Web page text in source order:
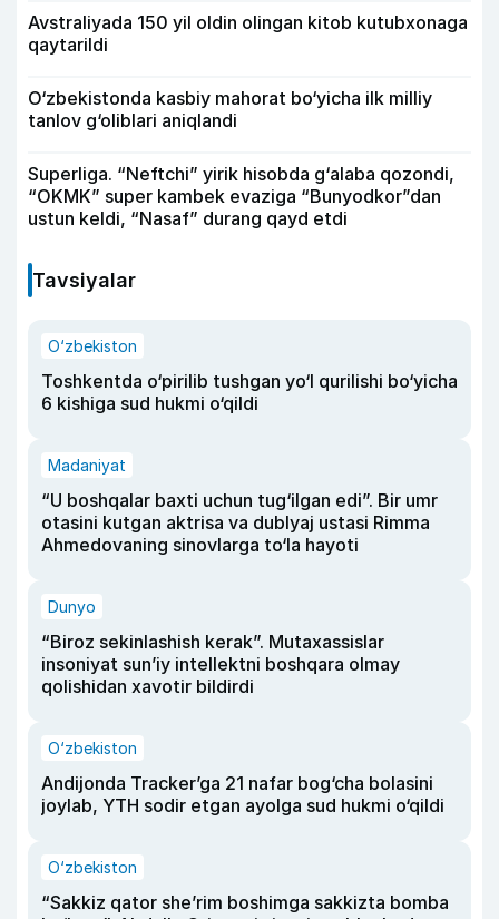
Avstraliyada 150 yil oldin olingan kitob kutubxonaga
qaytarildi
O‘zbekistonda kasbiy mahorat bo‘yicha ilk milliy
tanlov g‘oliblari aniqlandi
Superliga. “Neftchi” yirik hisobda g‘alaba qozondi,
“OKMK” super kambek evaziga “Bunyodkor”dan
ustun keldi, “Nasaf” durang qayd etdi
Tavsiyalar
O‘zbekiston
Toshkentda o‘pirilib tushgan yo‘l qurilishi bo‘yicha
6 kishiga sud hukmi o‘qildi
Madaniyat
“U boshqalar baxti uchun tug‘ilgan edi”. Bir umr
otasini kutgan aktrisa va dublyaj ustasi Rimma
Ahmedovaning sinovlarga to‘la hayoti
Dunyo
“Biroz sekinlashish kerak”. Mutaxassislar
insoniyat sun’iy intellektni boshqara olmay
qolishidan xavotir bildirdi
O‘zbekiston
Andijonda Tracker’ga 21 nafar bog‘cha bolasini
joylab, YTH sodir etgan ayolga sud hukmi o‘qildi
O‘zbekiston
“Sakkiz qator she’rim boshimga sakkizta bomba